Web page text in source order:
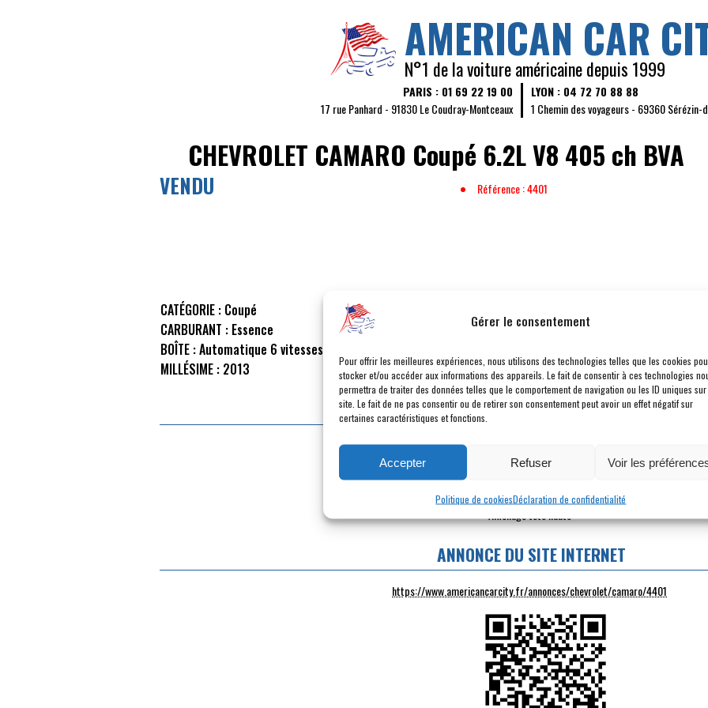
Gérer le consentement
Pour offrir les meilleures expériences, nous utilisons des technologies telles que les cookies
stocker et/ou accéder aux informations des appareils. Le fait de consentir à ces technologies
permettra de traiter des données telles que le comportement de navigation ou les ID uniques
site. Le fait de ne pas consentir ou de retirer son consentement peut avoir un effet négatif sur
certaines caractéristiques et fonctions.
Accepter Refuser Voir les
Politique de cookiesDéclaration de confidentialité
AMERICAN CAR
N°1 de la voiture américaine depuis 1999
PARIS : 01 69 22 19 00
17 rue Panhard - 91830 Le Coudray-Montceaux
LYON : 04 72 70 88 88
1 Chemin des voyageurs - 69360 Sérézin-
CHEVROLET CAMARO Coupé 6.2L V8 405 ch BVA
VENDU Référence : 4401
CATÉGORIE : Coupé
CARBURANT : Essence
BOÎTE :Automatique 6 vitesses
MILLÉSIME : 2013
Noir
PUISSANCE DYN. :455 ch
POINTS FORTS
Carte grise FR, Pas d'écotaxe, pas de malus
Jantes noires
Échappement sport
Affichage tête haute
ANNONCE DU SITE INTERNET
https://www.americancarcity.fr/annonces/chevrolet/camaro/4401